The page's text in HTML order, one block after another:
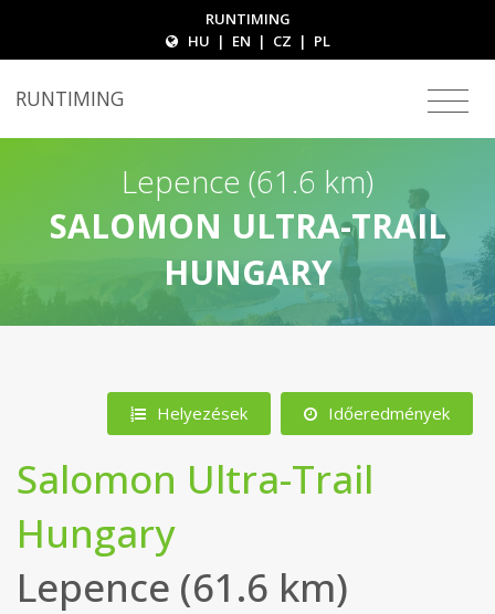
RUNTIMING
HU | EN | CZ | PL
RUNTIMING
Lepence (61.6 km)
SALOMON ULTRA-TRAIL
HUNGARY
Helyezések Időeredmények
Salomon Ultra-Trail
Hungary
Lepence (61.6 km)